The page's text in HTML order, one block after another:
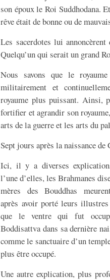
son époux le Roi Suddhodana.
rêve était de bonne ou de
Les sacerdotes lui
Quelqu’un qui serait un grand
Nous savons que le
militairement et
royaume plus puissant. Ainsi,
fortifier et agrandir son
arts de la guerre et les arts du
Sept jours après la naissance
Ici, il y a diverses
l’une d’elles, les Brahmanes
mères des Bouddhas
après avoir porté leurs
que le ventre qui fut
Boddisattva dans sa dernière
comme le sanctuaire d’un
plus être occupé.
Une autre explication, plus